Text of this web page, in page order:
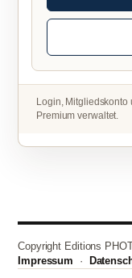
Login, Mitgliedskonto
Premium verwaltet.
Copyright Editions
Impressum ·